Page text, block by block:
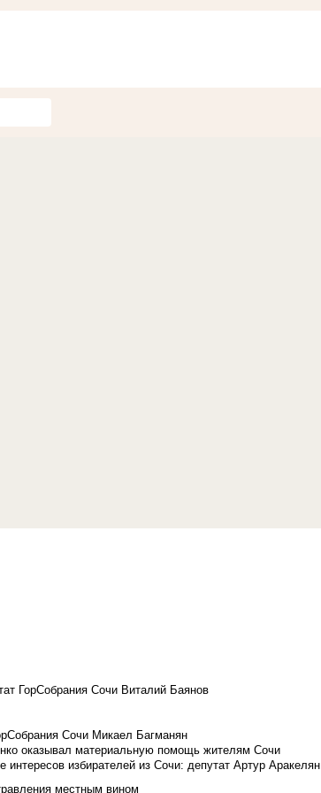
ГорСобрания Сочи Виталий Баянов
Сочи Микаел Багманян
оказывал материальную помощь жителям Сочи
избирателей из Сочи: депутат Артур Аракелян
местным вином